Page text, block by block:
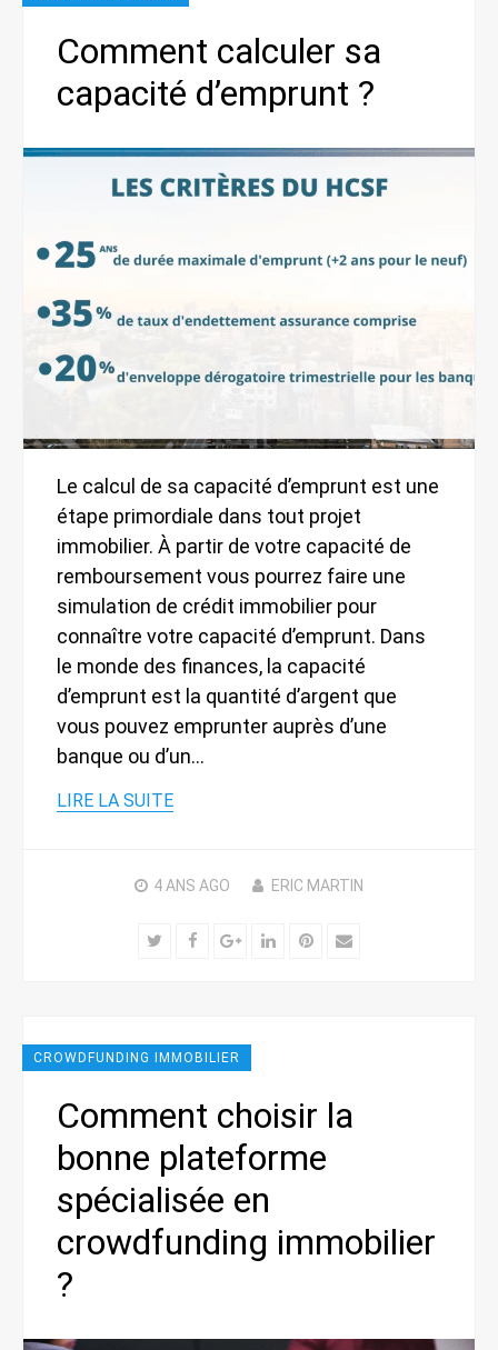
Comment calculer sa
capacité d’emprunt ?
Le calcul de sa capacité d’emprunt est une
étape primordiale dans tout projet
immobilier. À partir de votre capacité de
remboursement vous pourrez faire une
simulation de crédit immobilier pour
connaître votre capacité d’emprunt. Dans
le monde des finances, la capacité
d’emprunt est la quantité d’argent que
vous pouvez emprunter auprès d’une
banque ou d’un…
LIRE LA SUITE
4 ANS AGO ERIC MARTIN
TwitterFacebookGoogle+
LinkedInPinterest
Email
CROWDFUNDING IMMOBILIER
Comment choisir la
bonne plateforme
spécialisée en
crowdfunding immobilier
?